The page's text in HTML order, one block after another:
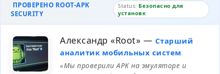
ПРОВЕРЕНО ROOT-APK
SECURITY
Status: Безопасно для
установк
Александр «Root» — Старший
аналитик мобильных систем
«Мы проверили APK на эмуляторе и